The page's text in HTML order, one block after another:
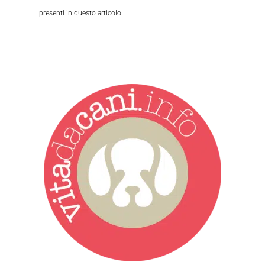
presenti in questo articolo.